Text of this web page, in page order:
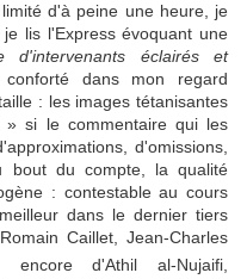
d'à peine une heure, je
lis l'Express évoquant une
d'intervenants éclairés et
dans mon regard
: les images tétanisantes
si le commentaire qui les
d'omissions,
bout du compte, la qualité
: contestable au cours
dans le dernier tiers
Caillet, Jean-Charles
d'Athil al-Nujaifi,